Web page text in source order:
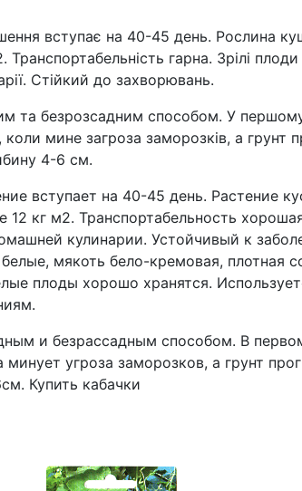
вступає на 40-45 день. Рослина
гарна. Зрілі
Стійкий до захворювань.
та безрозсадним способом. У
мине загроза заморозків, а грунт
4-6 см.
вступает на 40-45 день. Растение
12 кг м2. Транспортабельность
кулинарии. Устойчивый к
мякоть бело-кремовая, плотная
плоды хорошо хранятся.
и безрассадным способом. В
угроза заморозков, а грунт
Купить кабачки